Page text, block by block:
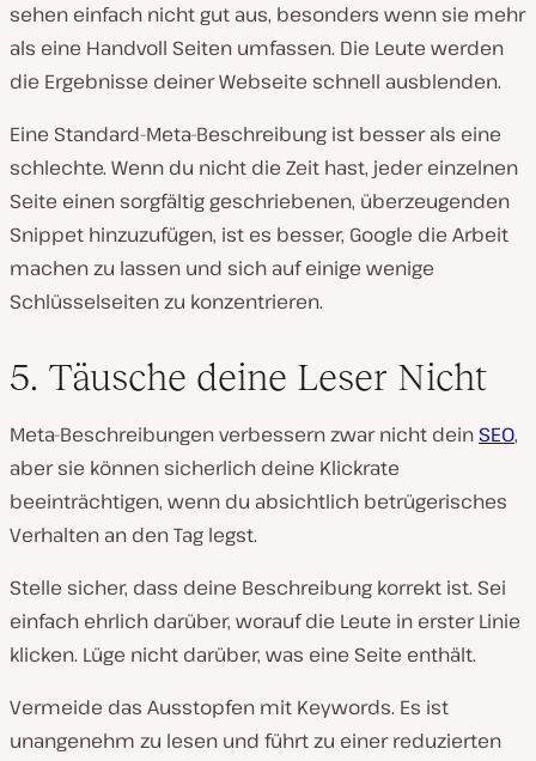
sehen einfach nicht gut aus, besonders wenn sie mehr
als eine Handvoll Seiten umfassen. Die Leute werden
die Ergebnisse deiner Webseite schnell ausblenden.
Eine Standard-Meta-Beschreibung ist besser als eine
schlechte. Wenn du nicht die Zeit hast, jeder einzelnen
Seite einen sorgfältig geschriebenen, überzeugenden
Snippet hinzuzufügen, ist es besser, Google die Arbeit
machen zu lassen und sich auf einige wenige
Schlüsselseiten zu konzentrieren.
5. Täusche deine Leser Nicht
Meta-Beschreibungen verbessern zwar nicht dein SEO,
aber sie können sicherlich deine Klickrate
beeinträchtigen, wenn du absichtlich betrügerisches
Verhalten an den Tag legst.
Stelle sicher, dass deine Beschreibung korrekt ist. Sei
einfach ehrlich darüber, worauf die Leute in erster Linie
klicken. Lüge nicht darüber, was eine Seite enthält.
Vermeide das Ausstopfen mit Keywords. Es ist
unangenehm zu lesen und führt zu einer reduzierten